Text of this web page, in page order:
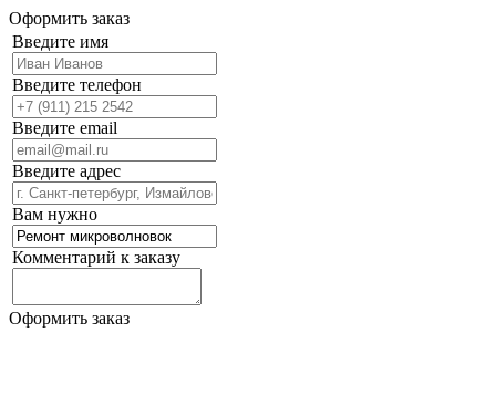
Оформить заказ
Введите имя
Введите телефон
Введите email
Введите адрес
Вам нужно
Комментарий к заказу
Оформить заказ